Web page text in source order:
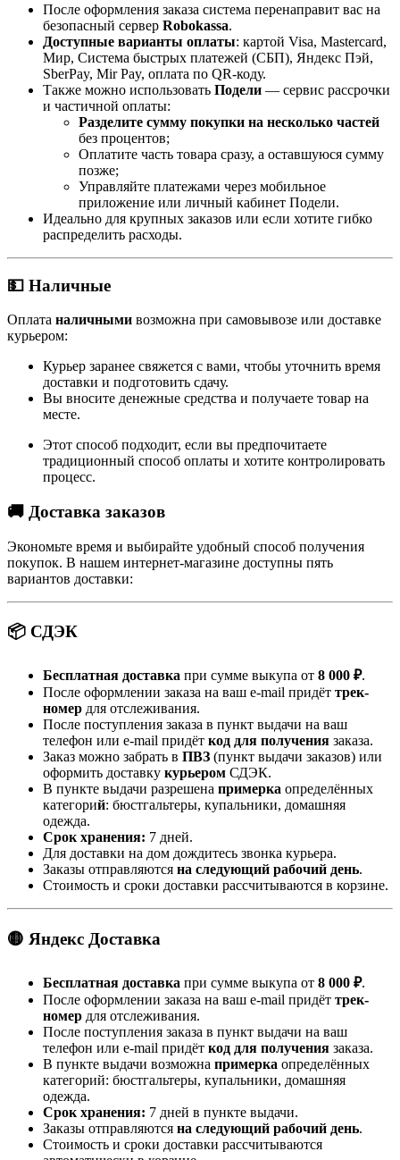
После оформления заказа система перенаправит вас на
безопасный сервер Robokassa.
Доступные варианты оплаты: картой Visa, Mastercard,
Мир, Система быстрых платежей (СБП), Яндекс Пэй,
SberPay, Mir Pay, оплата по QR-коду.
Также можно использовать Подели — сервис рассрочки
и частичной оплаты:
Разделите сумму покупки на несколько частей
без процентов;
Оплатите часть товара сразу, а оставшуюся сумму
позже;
Управляйте платежами через мобильное
приложение или личный кабинет Подели.
Идеально для крупных заказов или если хотите гибко
распределить расходы.
💵 Наличные
Оплата наличными возможна при самовывозе или доставке
курьером:
Курьер заранее свяжется с вами, чтобы уточнить время
доставки и подготовить сдачу.
Вы вносите денежные средства и получаете товар на
месте.
Этот способ подходит, если вы предпочитаете
традиционный способ оплаты и хотите контролировать
процесс.
🚚 Доставка заказов
Экономьте время и выбирайте удобный способ получения
покупок. В нашем интернет-магазине доступны пять
вариантов доставки:
📦 СДЭК
Бесплатная доставка при сумме выкупа от 8 000 ₽.
После оформлении заказа на ваш e-mail придёт трек-
номер для отслеживания.
После поступления заказа в пункт выдачи на ваш
телефон или e-mail придёт код для получения заказа.
Заказ можно забрать в ПВЗ (пункт выдачи заказов) или
оформить доставку курьером СДЭК.
В пункте выдачи разрешена примерка определённых
категорий: бюстгальтеры, купальники, домашняя
одежда.
Срок хранения: 7 дней.
Для доставки на дом дождитесь звонка курьера.
Заказы отправляются на следующий рабочий день.
Стоимость и сроки доставки рассчитываются в корзине.
🟡 Яндекс Доставка
Бесплатная доставка при сумме выкупа от 8 000 ₽.
После оформлении заказа на ваш e-mail придёт трек-
номер для отслеживания.
После поступления заказа в пункт выдачи на ваш
телефон или e-mail придёт код для получения заказа.
В пункте выдачи возможна примерка определённых
категорий: бюстгальтеры, купальники, домашняя
одежда.
Срок хранения: 7 дней в пункте выдачи.
Заказы отправляются на следующий рабочий день.
Стоимость и сроки доставки рассчитываются